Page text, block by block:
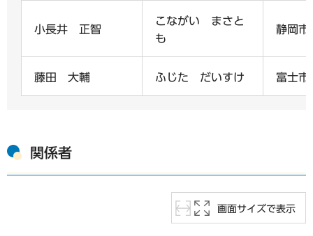
小長井 正智
こながい まさと
も
静岡市
藤田 大輔 ふじた だいすけ 富士市
関係者
画面サイズで表示